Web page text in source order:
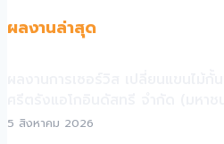
ผลงานล่าสุด
5 สิงหาคม 2026